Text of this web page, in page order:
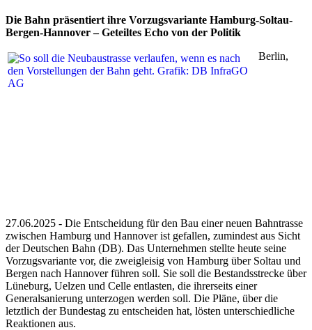
Die Bahn präsentiert ihre Vorzugsvariante Hamburg-Soltau-
Bergen-Hannover – Geteiltes Echo von der Politik
Berlin,
27.06.2025 - Die Entscheidung für den Bau einer neuen Bahntrasse
zwischen Hamburg und Hannover ist gefallen, zumindest aus Sicht
der Deutschen Bahn (DB). Das Unternehmen stellte heute seine
Vorzugsvariante vor, die zweigleisig von Hamburg über Soltau und
Bergen nach Hannover führen soll. Sie soll die Bestandsstrecke über
Lüneburg, Uelzen und Celle entlasten, die ihrerseits einer
Generalsanierung unterzogen werden soll. Die Pläne, über die
letztlich der Bundestag zu entscheiden hat, lösten unterschiedliche
Reaktionen aus.